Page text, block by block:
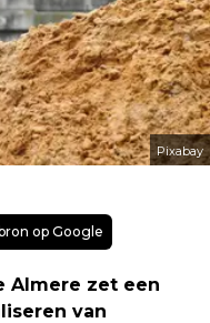
Pixabay
op Google
Almere zet een
van